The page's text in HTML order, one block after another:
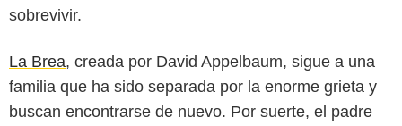
sobrevivir.
La Brea, creada por David Appelbaum, sigue a una
familia que ha sido separada por la enorme grieta y
buscan encontrarse de nuevo. Por suerte, el padre